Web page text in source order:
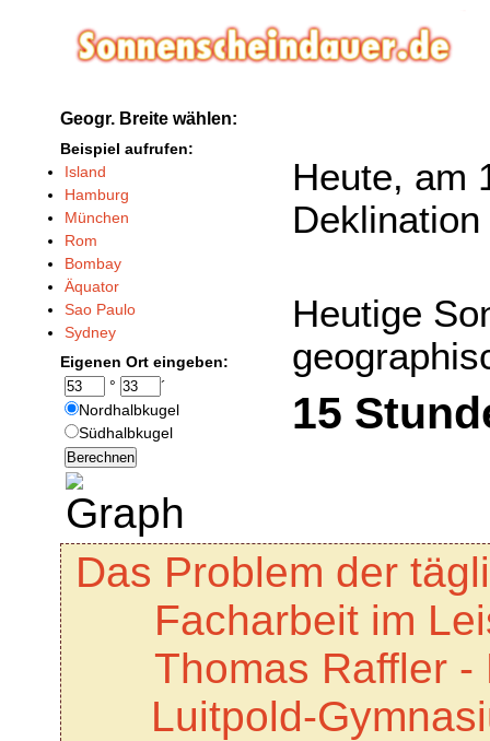
Geogr. Breite wählen:
Beispiel aufrufen:
Island
Hamburg
München
Rom
Bombay
Äquator
Sao Paulo
Sydney
Eigenen Ort eingeben:
°
´
Nordhalbkugel
Südhalbkugel
Heute, am
Deklination
Heutige
15
Das Problem der
Facharbeit im
Thomas Raffler
Luitpold-